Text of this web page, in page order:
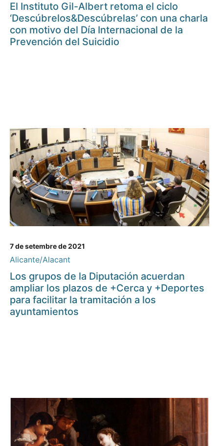
El Instituto Gil-Albert retoma el ciclo
‘Descúbrelos&Descúbrelas’ con una charla
con motivo del Día Internacional de la
Prevención del Suicidio
7 de setembre de 2021
Alicante/Alacant
Los grupos de la Diputación acuerdan
ampliar los plazos de +Cerca y +Deportes
para facilitar la tramitación a los
ayuntamientos